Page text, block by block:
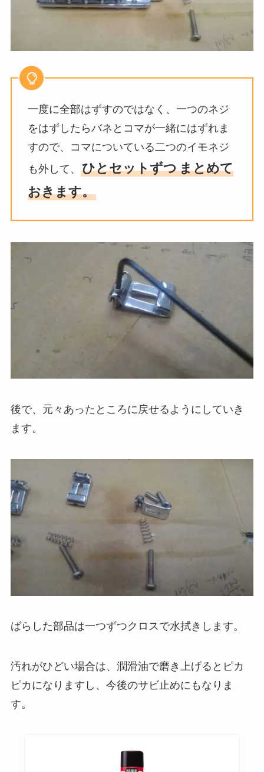
一度に全部はずすのではなく、一つのネジ
をはずしたらバネとコマが一緒にはずれま
すので、コマについている二つのイモネジ
も外して、 ひとセットずつまとめて
おきます。
後で、元々あったところに戻せるようにしていき
ます。
ばらした部品は一つずつクロスで水拭きします。
汚れがひどい場合は、潤滑油で磨き上げるとピカ
ピカになりますし、今後のサビ止めにもなりま
す。